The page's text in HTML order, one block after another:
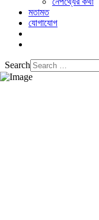
মতামত
যোগাযোগ
Search